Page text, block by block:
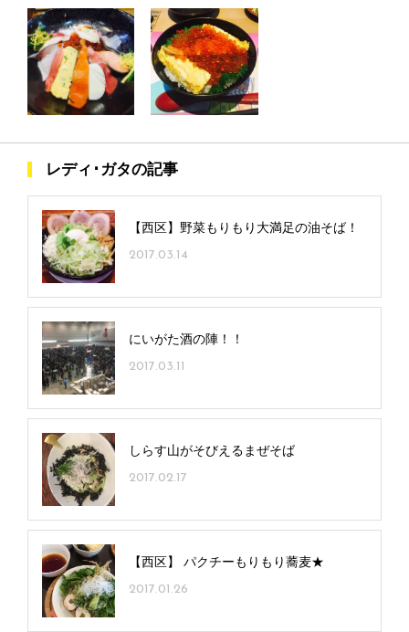
レディ･ガタの記事
【西区】野菜もりもり大満足の油そば！
2017.03.14
にいがた酒の陣！！
2017.03.11
しらす山がそびえるまぜそば
2017.02.17
【西区】 パクチーもりもり蕎麦★
2017.01.26